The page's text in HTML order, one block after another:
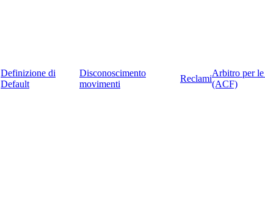
Definizione di
Default
Disconoscimento
movimenti
Reclami
Arbitro per
(ACF)